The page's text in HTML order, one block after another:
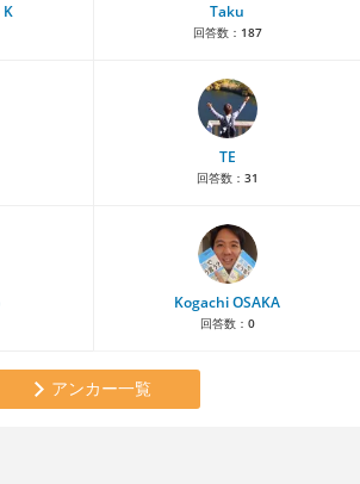
K Taku
回答数： 187
TE
回答数： 31
Kogachi OSAKA
回答数： 0
アンカー一覧